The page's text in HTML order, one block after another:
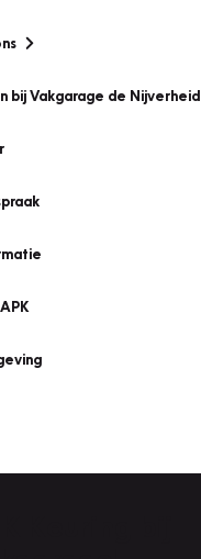
bij Vakgarage de Nijverheid